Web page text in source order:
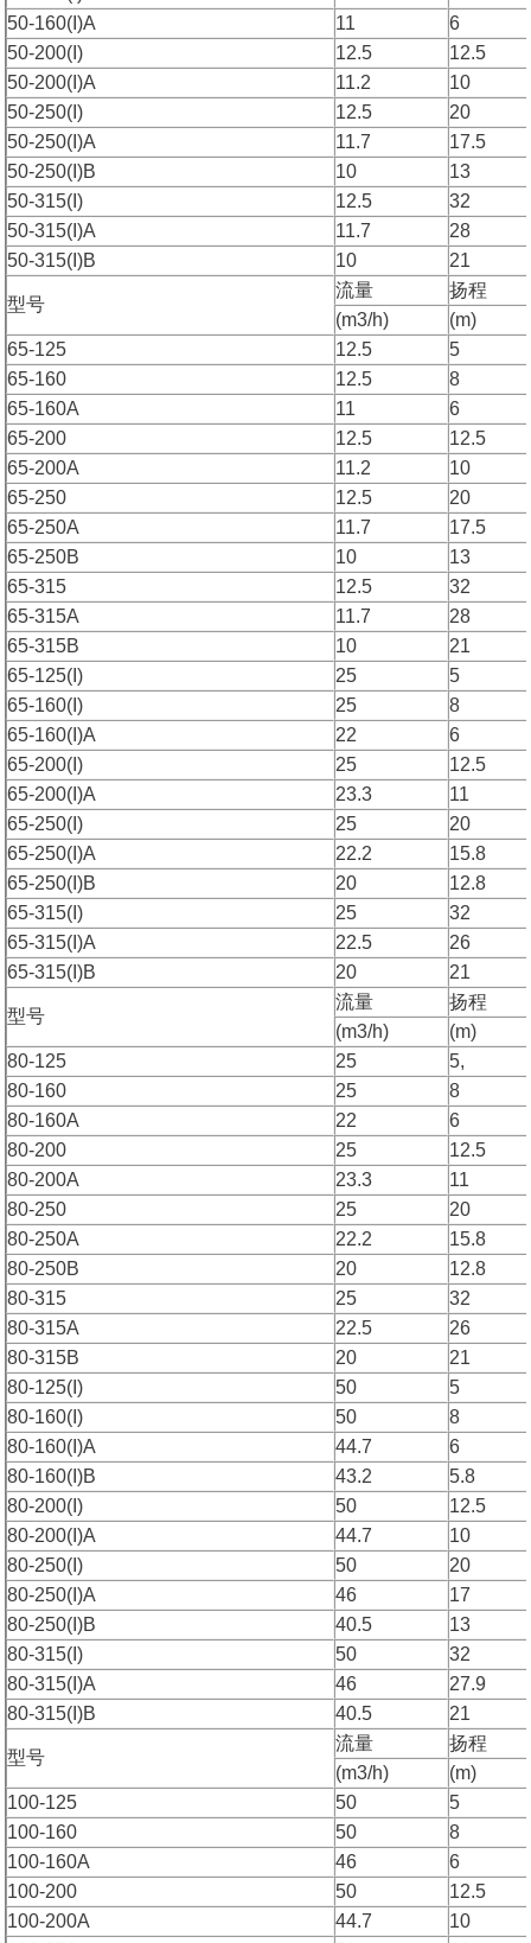
50-160(I)A
11
6
50-200(I)
12.5
12.5
50-200(I)A
11.2
10
50-250(I)
12.5
20
50-250(I)A
11.7
17.5
50-250(I)B
10
13
50-315(I)
12.5
32
50-315(I)A
11.7
28
50-315(I)B
10 21
型号
流量
扬程
(m3/h)
(m)
65-125
12.5
5
65-160
12.5
8
65-160A
11
6
65-200
12.5
12.5
65-200A
11.2
10
65-250
12.5
20
65-250A
11.7
17.5
65-250B
10
13
65-315
12.5
32
65-315A
11.7
28
65-315B
10
21
65-125(I)
25
5
65-160(I)
25
8
65-160(I)A
22
6
65-200(I)
25
12.5
65-200(I)A
23.3
11
65-250(I)
25
20
65-250(I)A
22.2
15.8
65-250(I)B
20
12.8
65-315(I)
25
32
65-315(I)A
22.5
26
65-315(I)B
20 21
型号
流量
扬程
(m3/h)
(m)
80-125
25
5,
80-160
25
8
80-160A
22
6
80-200
25
12.5
80-200A
23.3
11
80-250
25
20
80-250A
22.2
15.8
80-250B
20
12.8
80-315
25
32
80-315A
22.5
26
80-315B
20
21
80-125(I)
50
5
80-160(I)
50
8
80-160(I)A
44.7
6
80-160(I)B
43.2
5.8
80-200(I)
50
12.5
80-200(I)A
44.7
10
80-250(I)
50
20
80-250(I)A
46
17
80-250(I)B
40.5
13
80-315(I)
50
32
80-315(I)A
46
27.9
80-315(I)B
40.5 21
型号
流量
扬程
(m3/h)
(m)
100-125
50
5
100-160
50
8
100-160A
46
6
100-200
50
12.5
100-200A
44.7
10